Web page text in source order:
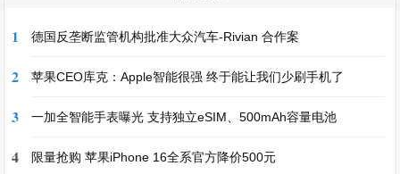
1 德国反垄断监管机构批准大众汽车-Rivian 合作案
2 苹果CEO库克：Apple智能很强 终于能让我们少刷手机了
3 一加全智能手表曝光 支持独立eSIM、500mAh容量电池
4 限量抢购 苹果iPhone 16全系官方降价500元